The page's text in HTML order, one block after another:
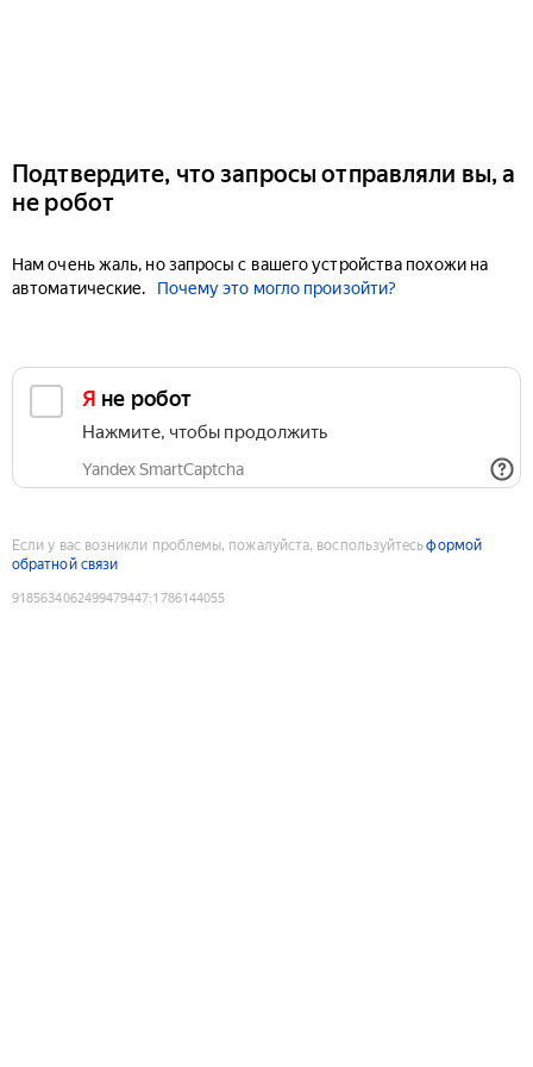
Подтвердите, что запросы отправляли вы, а
не робот
Нам очень жаль, но запросы с вашего устройства похожи на
автоматические.
Почему это могло произойти?
Я не робот
Нажмите, чтобы продолжить
Yandex SmartCaptcha
Если у вас возникли проблемы, пожалуйста, воспользуйтесьформой
обратной связи
9185634062499479447:1786144055